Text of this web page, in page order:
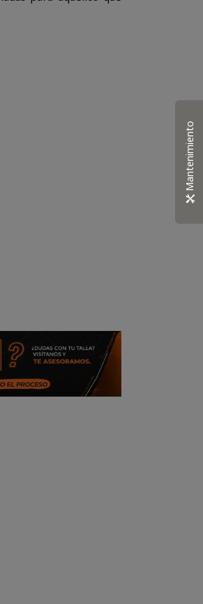
Mantenimiento